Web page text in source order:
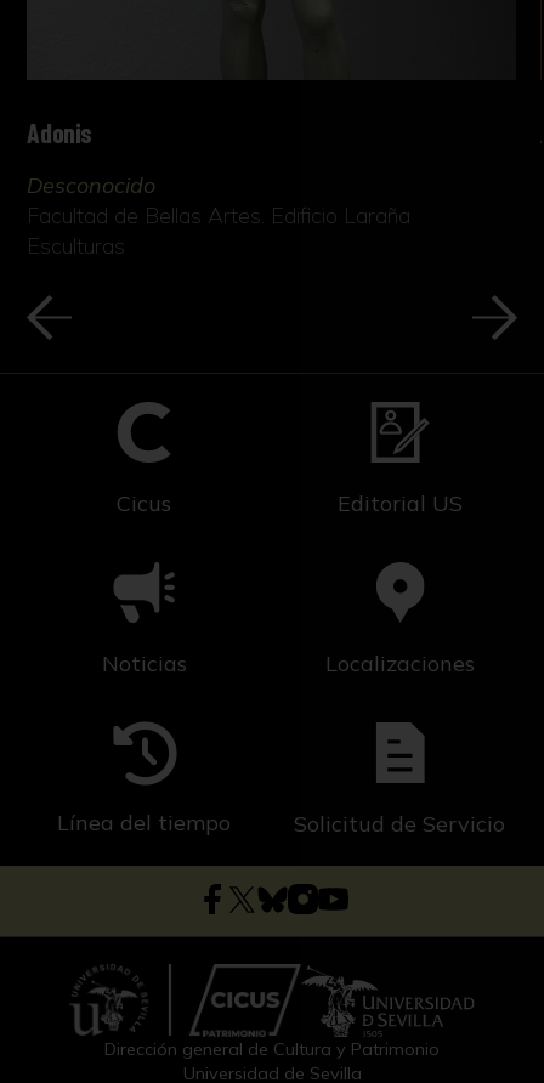
Adonis
Desconocido
Facultad de Bellas Artes. Edificio Laraña
Esculturas
Cicus Editorial US
Noticias Localizaciones
Línea del tiempo Solicitud de Servicio
Dirección general de Cultura y Patrimonio
Universidad de Sevilla